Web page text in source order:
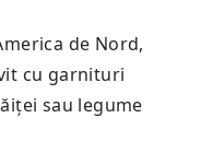
de Nord,
cu garnituri
sau legume